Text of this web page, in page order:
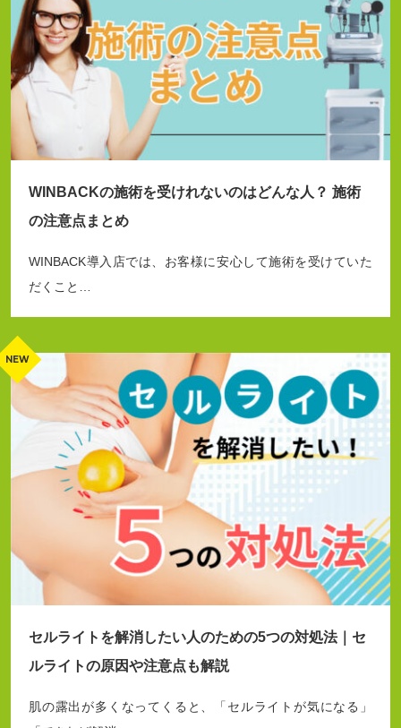
WINBACKの施術を受けれないのはどんな人？ 施術
の注意点まとめ
WINBACK導入店では、お客様に安心して施術を受けていた
だくこと…
セルライトを解消したい人のための5つの対処法｜セ
ルライトの原因や注意点も解説
肌の露出が多くなってくると、「セルライトが気になる」